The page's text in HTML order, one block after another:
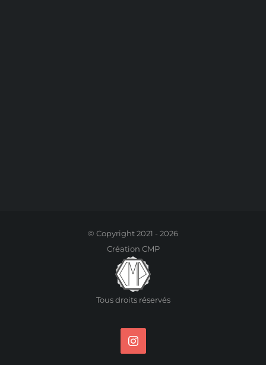
© Copyright 2021 - 2026
Création CMP
Tous droits réservés
Instagram